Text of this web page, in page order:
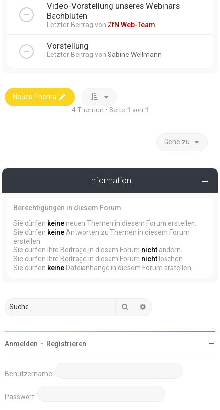
Video-Vorstellung unseres Webinars
Bachblüten
Letzter Beitrag von ZfN Web-Team
Vorstellung
Letzter Beitrag von Sabine Wellmann
Neues Thema
4 Themen • Seite 1 von 1
Gehe zu
Information
Berechtigungen in diesem Forum
Sie dürfen keine neuen Themen in diesem Forum erstellen.
Sie dürfen keine Antworten zu Themen in diesem Forum
erstellen.
Sie dürfen Ihre Beiträge in diesem Forum nicht ändern.
Sie dürfen Ihre Beiträge in diesem Forum nicht löschen.
Sie dürfen keine Dateianhänge in diesem Forum erstellen.
Suche
Anmelden • Registrieren
Benutzername:
Passwort: